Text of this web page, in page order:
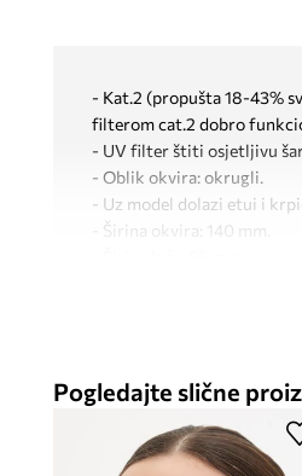
- Kat.2 (propušta 18-43%
filterom cat.2 dobro
- UV filter štiti osjetljivu
- Oblik okvira: okrugli.
- Uz model dolazi etui i
- Širina okvira: 140 mm.
Pogledajte slične